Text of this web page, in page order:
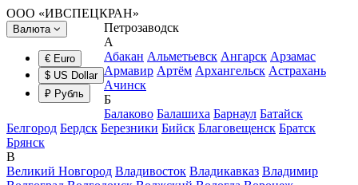
ООО «ИВСПЕЦКРАН»
Валюта
€ Euro
$ US Dollar
₽ Рубль
Петрозаводск
А
Абакан Альметьевск Ангарск Арзамас
Армавир Артём Архангельск Астрахань
Ачинск
Б
Балаково Балашиха Барнаул Батайск
Белгород Бердск Березники Бийск Благовещенск Братск
Брянск
В
Великий Новгород Владивосток Владикавказ Владимир